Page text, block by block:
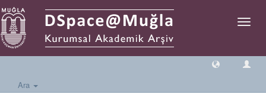
Geçiş
Ara